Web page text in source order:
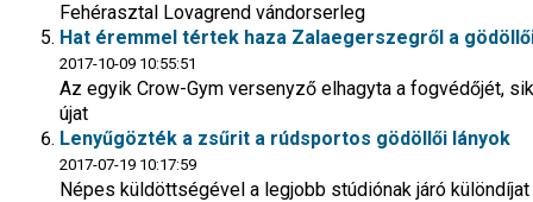
Fehérasztal Lovagrend vándorserleg
Hat éremmel tértek haza Zalaegerszegről a
2017-10-09 10:55:51
Az egyik Crow-Gym versenyző elhagyta a fogvédőjét,
újat
Lenyűgözték a zsűrit a rúdsportos gödöllői lányok
2017-07-19 10:17:59
Népes küldöttségével a legjobb stúdiónak járó